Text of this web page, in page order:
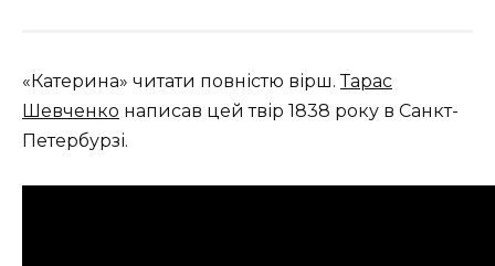
«Катерина» читати повністю вірш.Тарас
Шевченко написав цей твір 1838 року в Санкт-
Петербурзі.